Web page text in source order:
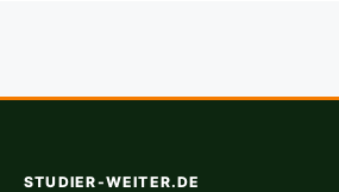
STUDIER-WEITER.DE